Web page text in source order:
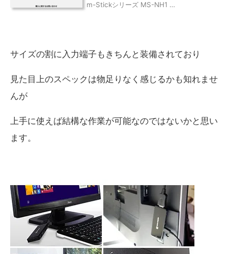
m-Stickシリーズ MS-NH1 …
サイズの割に入力端子もきちんと装備されており
見た目上のスペックは物足りなく感じるかも知れませ
んが
上手に使えば結構な作業が可能なのではないかと思い
ます。